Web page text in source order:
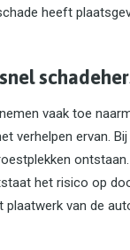
heeft
vaak toe
verhelpen ervan.
het risico op
plaatwerk van de